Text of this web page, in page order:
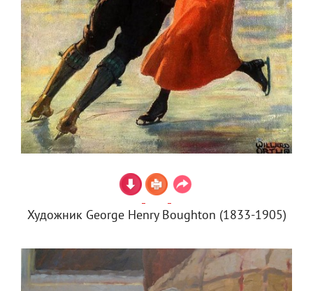
Художник George Henry Boughton (1833-1905)